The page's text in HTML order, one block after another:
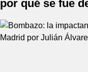
por qué se fue